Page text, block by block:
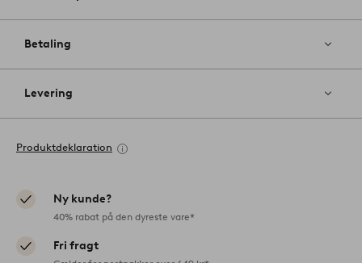
Betaling
Levering
Produktdeklaration
Ny kunde?
40% rabat på den dyreste vare*
Fri fragt